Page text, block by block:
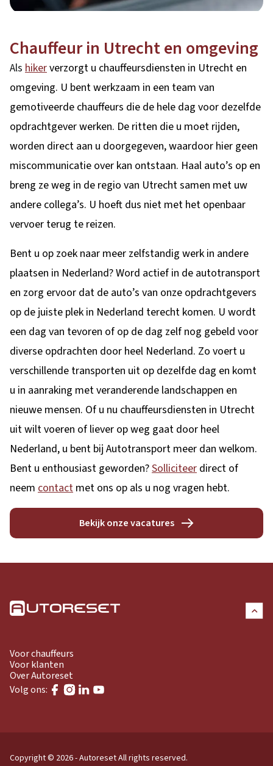
Chauffeur in Utrecht en omgeving
Als hikerverzorgt u chauffeursdiensten in Utrecht en
omgeving. U bent werkzaam in een team van
gemotiveerde chauffeurs die de hele dag voor dezelfde
opdrachtgever werken. De ritten die u moet rijden,
worden direct aan u doorgegeven, waardoor hier geen
miscommunicatie over kan ontstaan. Haal auto’s op en
breng ze weg in de regio van Utrecht samen met uw
andere collega’s. U hoeft dus niet met het openbaar
vervoer terug te reizen.
Bent u op zoek naar meer zelfstandig werk in andere
plaatsen in Nederland? Word actief in de autotransport
en zorg ervoor dat de auto’s van onze opdrachtgevers
op de juiste plek in Nederland terecht komen. U wordt
een dag van tevoren of op de dag zelf nog gebeld voor
diverse opdrachten door heel Nederland. Zo voert u
verschillende transporten uit op dezelfde dag en komt
u in aanraking met veranderende landschappen en
nieuwe mensen. Of u nu chauffeursdiensten in Utrecht
uit wilt voeren of liever op weg gaat door heel
Nederland, u bent bij Autotransport meer dan welkom.
Bent u enthousiast geworden?Solliciteer direct of
neem contact met ons op als u nog vragen hebt.
Bekijk onze vacatures
Voor chauffeurs
Voor klanten
Over Autoreset
Volg ons:
Copyright © 2026 - AutoresetAll rights reserved.